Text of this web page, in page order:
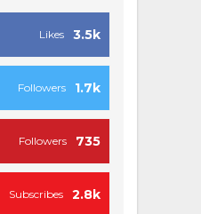
3.5k
Likes
1.7k
Followers
735
Followers
2.8k
Subscribes